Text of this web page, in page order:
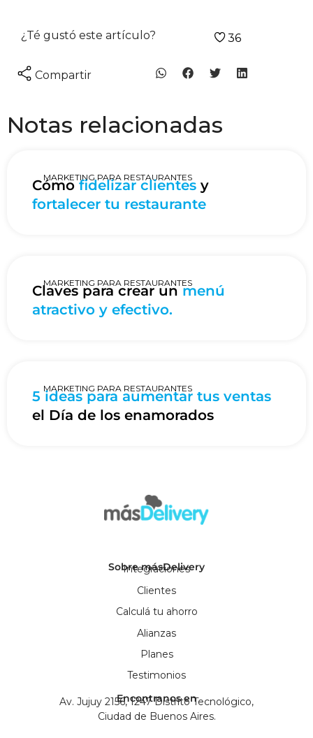
¿Té gustó este artículo? 36
Compartir
Notas relacionadas
MARKETING PARA RESTAURANTES
Cómofidelizar clientes y
fortalecer tu restaurante
MARKETING PARA RESTAURANTES
Claves para crear unmenú
atractivo y efectivo.
MARKETING PARA RESTAURANTES
5 ideas para aumentar tus ventas
el Día de los enamorados
Sobre másDelivery
Integraciones
Clientes
Calculá tu ahorro
Alianzas
Planes
Testimonios
Encontranos en
Av. Jujuy 2156, 1247 Distrito Tecnológico,
Ciudad de Buenos Aires.